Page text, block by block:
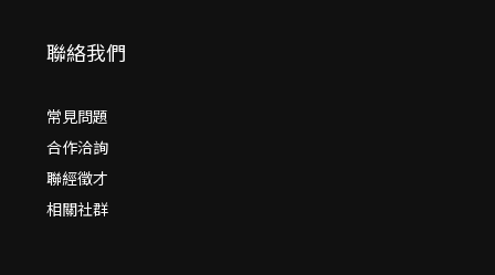
聯絡我們
常見問題
合作洽詢
聯經徵才
相關社群